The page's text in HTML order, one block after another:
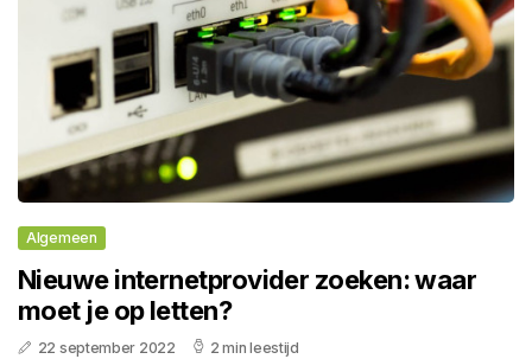
Algemeen
Nieuwe internetprovider zoeken: waar
moet je op letten?
22 september 2022 2 min leestijd